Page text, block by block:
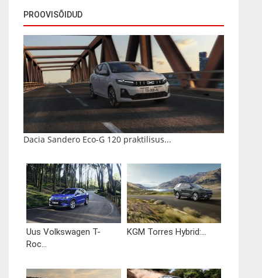
PROOVISÕIDUD
Dacia Sandero Eco-G 120 praktilisus...
Uus Volkswagen T-
Roc...
KGM Torres Hybrid:...